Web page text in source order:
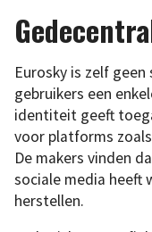
Eurosky is zelf
gebruikers een
identiteit geeft
voor platforms zoals
De makers vinden
sociale media heeft
herstellen.